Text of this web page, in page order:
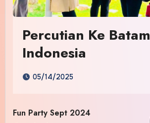
Percutian Ke Batam
Indonesia
05/14/2025
Fun Party Sept 2024